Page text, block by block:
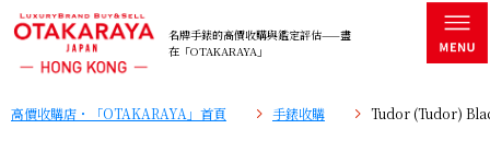
名牌手錶的高價收購與鑑定評估——盡
在「OTAKARAYA」
高價收購店・「OTAKARAYA」首頁 手錶收購 Tudor (Tudor)